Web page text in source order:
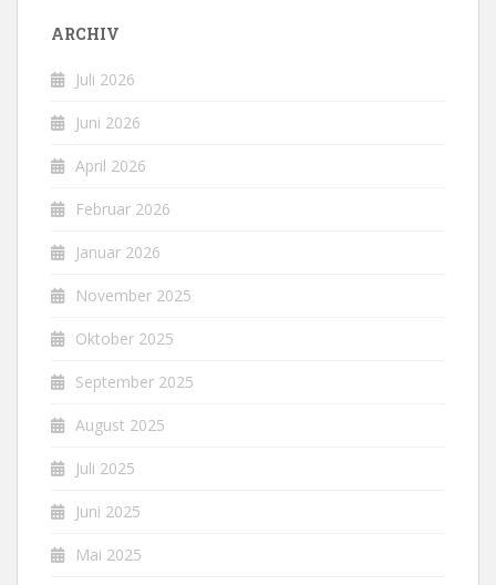
ARCHIV
Juli 2026
Juni 2026
April 2026
Februar 2026
Januar 2026
November 2025
Oktober 2025
September 2025
August 2025
Juli 2025
Juni 2025
Mai 2025